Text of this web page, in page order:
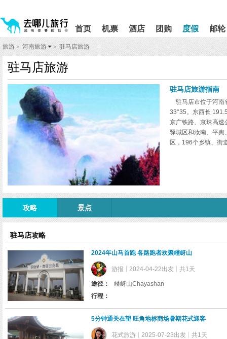
shift+enter
入
去
哪
网
智
能
导
盲
语
音
引
导
模
式
您
进
入
网
站
导
航
区,
本
区
域
含
有
6
个
块,
按
下
Tab
键
浏
览
信
息
首页 机票 酒店 团购 度假 邮轮
您
离
开
网
站
导
航
区
旅游 > 河南旅游 > 驻马店旅游
驻马店旅游
驻马店旅游指南
驻马店市位于河南
33°35。东西长
京广铁路、京珠高速
驿城区和汝南、平舆
区，196个乡镇、街
攻略 景点
驻马店攻略
2024年山马首跑 各路跑者欢聚嵖岈山
游报 2024-04-22出发 共1天
途径：
嵖岈山Chayashan
行程：
5分钟通关在望 旺角地标商场暑期花式迎客
花式旅游 2025-07-23出发 共1天